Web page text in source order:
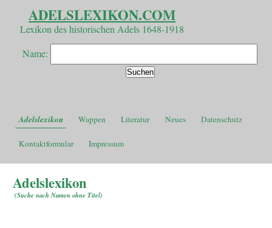
ADELSLEXIKON.COM
Lexikon des historischen Adels 1648-1918
Name:
Adelslexikon Wappen Literatur Neues Datenschutz
Kontaktformular Impressum
Adelslexikon
(Suche nach Namen ohne Titel)